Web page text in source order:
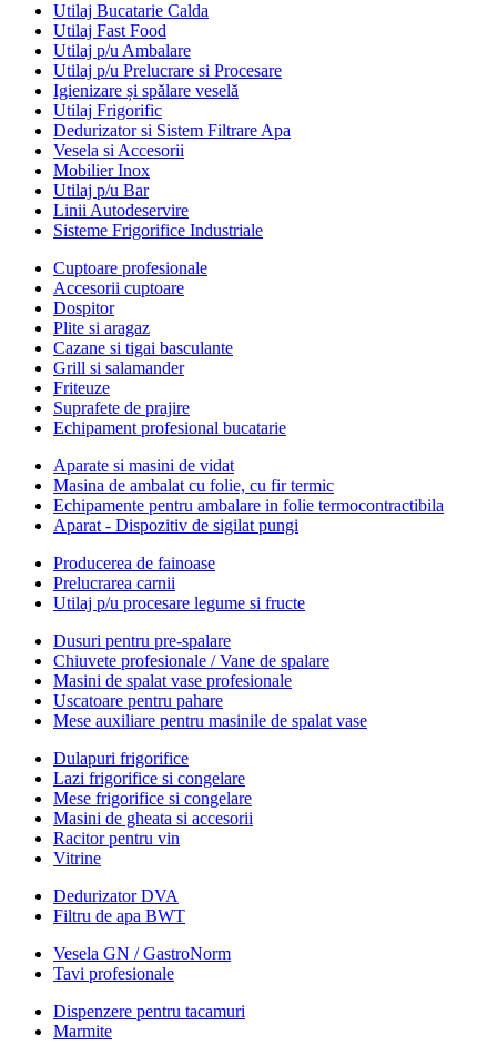
Utilaj Bucatarie Calda
Utilaj Fast Food
Utilaj p/u Ambalare
Utilaj p/u Prelucrare si Procesare
Igienizare și spălare veselă
Utilaj Frigorific
Dedurizator si Sistem Filtrare Apa
Vesela si Accesorii
Mobilier Inox
Utilaj p/u Bar
Linii Autodeservire
Sisteme Frigorifice Industriale
Cuptoare profesionale
Accesorii cuptoare
Dospitor
Plite si aragaz
Cazane si tigai basculante
Grill si salamander
Friteuze
Suprafete de prajire
Echipament profesional bucatarie
Aparate si masini de vidat
Masina de ambalat cu folie, cu fir termic
Echipamente pentru ambalare in folie termocontractibila
Aparat - Dispozitiv de sigilat pungi
Producerea de fainoase
Prelucrarea carnii
Utilaj p/u procesare legume si fructe
Dusuri pentru pre-spalare
Chiuvete profesionale / Vane de spalare
Masini de spalat vase profesionale
Uscatoare pentru pahare
Mese auxiliare pentru masinile de spalat vase
Dulapuri frigorifice
Lazi frigorifice si congelare
Mese frigorifice si congelare
Masini de gheata si accesorii
Racitor pentru vin
Vitrine
Dedurizator DVA
Filtru de apa BWT
Vesela GN / GastroNorm
Tavi profesionale
Dispenzere pentru tacamuri
Marmite